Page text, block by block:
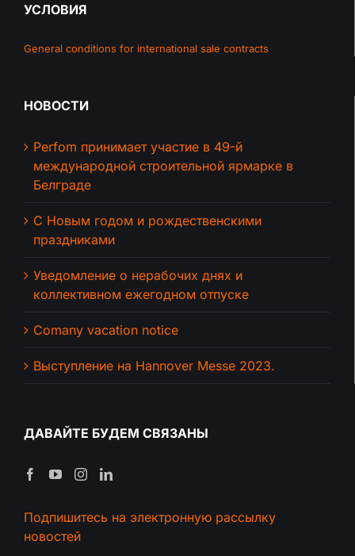
УСЛОВИЯ
General conditions for international sale contracts
НОВОСТИ
Perfom принимает участие в 49-й
международной строительной ярмарке в
Белграде
С Новым годом и рождественскими
праздниками
Уведомление о нерабочих днях и
коллективном ежегодном отпуске
Comany vacation notice
Выступление на Hannover Messe 2023.
ДАВАЙТЕ БУДЕМ СВЯЗАНЫ
Подпишитесь на электронную рассылку
новостей